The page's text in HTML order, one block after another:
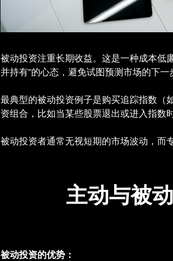
被动投资注重长期收益。这是一种成本低
并持有”的心态，避免试图预测市场的下一
最典型的被动投资例子是购买追踪指数（
资组合，比如当某些股票退出或进入指数
被动投资者通常无视短期的市场波动，而
主动与被
被动投资的优势：